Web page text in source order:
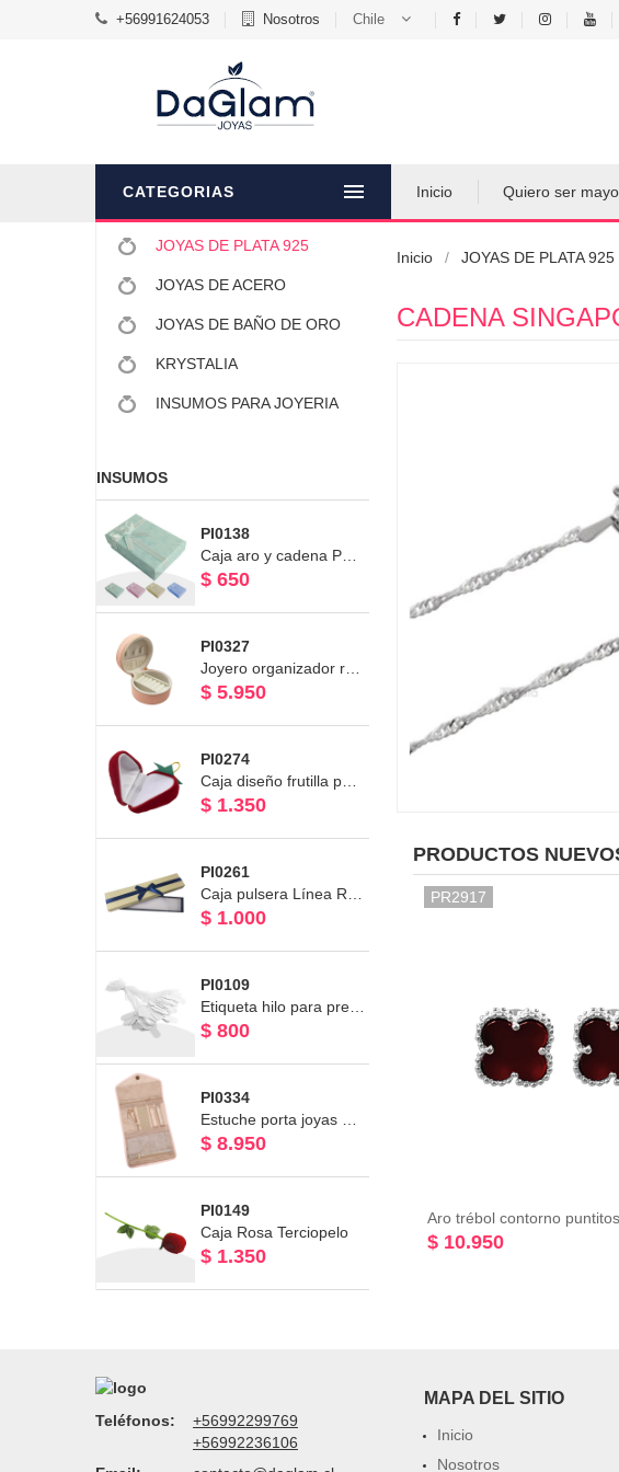
+56991624053 Nosotros Chile
CATEGORIAS Inicio Quiero ser
JOYAS DE PLATA 925
JOYAS DE ACERO
JOYAS DE BAÑO DE ORO
KRYSTALIA
INSUMOS PARA JOYERIA
INSUMOS
PI0138
$ 650
PI0327
$ 5.950
PI0274
$ 1.350
PI0261
$ 1.000
PI0109
$ 800
PI0334
$ 8.950
PI0149
Caja Rosa Terciopelo
$ 1.350
Inicio JOYAS DE PLATA 925
CADENA
PRODUCTOS
PR2917
$ 10.950
Teléfonos:
+56992299769
+56992236106
MAPA DEL SITIO
Inicio
Nosotros